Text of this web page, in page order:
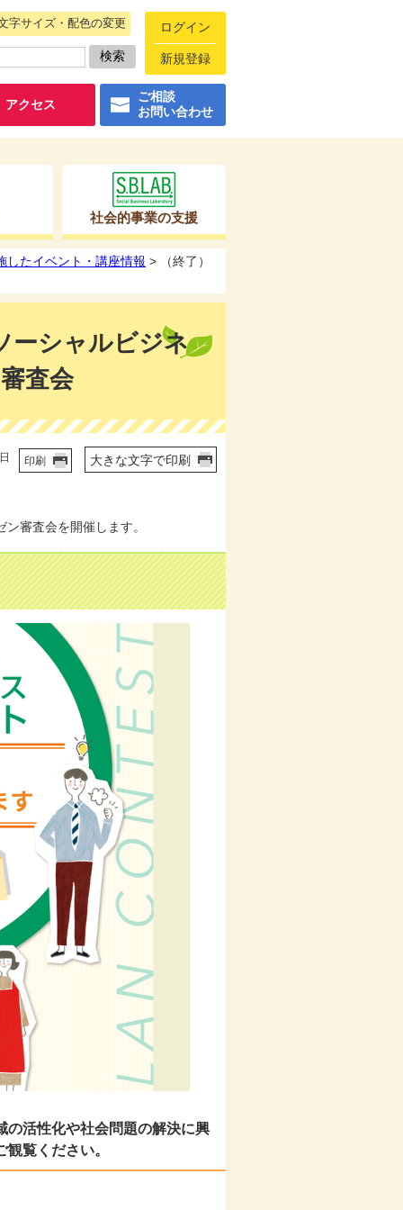
字サイズ・配色の変更 ログイン
新規登録
アクセス
ご相談
お問い合わせ
社会的事業の支援
したイベント・講座情報 > （終了）
ーシャルビジネ
査会
印刷 大きな文字で印刷
審査会を開催します。
の活性化や社会問題の解決に興
覧ください。